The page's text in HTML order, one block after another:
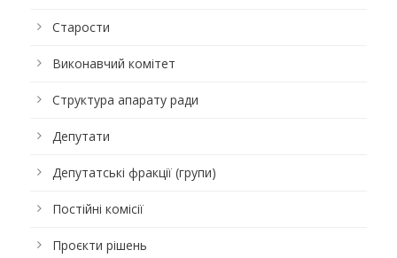
Старости
Виконавчий комітет
Структура апарату ради
Депутати
Депутатські фракції (групи)
Постійні комісії
Проєкти рішень